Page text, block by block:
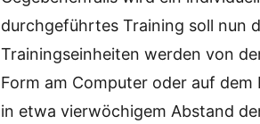
durchgeführtes Training soll nun
Trainingseinheiten werden von
Form am Computer oder auf
in etwa vierwöchigem Abstand